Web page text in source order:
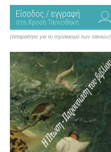
Είσοδος / εγγραφή
στη Χρυσή Ταινιοθήκη
(απαραίτητο για το σχολιασμό των ταινιών)